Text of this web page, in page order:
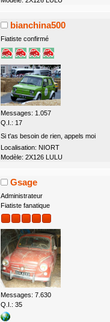
bianchina500
Fiatiste confirmé
Messages: 1.057
Q.I.: 17
Si t'as besoin de rien, appels moi
Localisation: NIORT
Modèle: 2X126 LULU
Gsage
Administrateur
Fiatiste fanatique
Messages: 7.630
Q.I.: 35